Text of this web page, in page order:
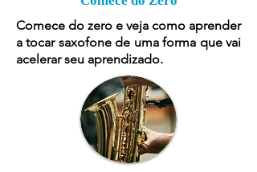
Comece do zero e veja como aprender
a tocar saxofone de uma forma que vai
acelerar seu aprendizado.